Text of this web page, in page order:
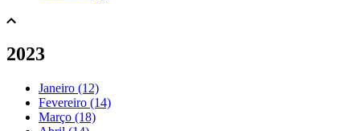
2023
Janeiro (12)
Fevereiro (14)
Março (18)